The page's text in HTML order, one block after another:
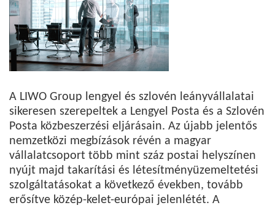
A LIWO Group lengyel és szlovén leányvállalatai
sikeresen szerepeltek a Lengyel Posta és a Szlovén
Posta közbeszerzési eljárásain. Az újabb jelentős
nemzetközi megbízások révén a magyar
vállalatcsoport több mint száz postai helyszínen
nyújt majd takarítási és létesítményüzemeltetési
szolgáltatásokat a következő években, tovább
erősítve közép-kelet-európai jelenlétét. A